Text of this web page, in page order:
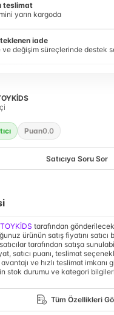
teslimat
yarın kargoda
iade
ve değişim süreçlerinde destek
Puan0.0
Satıcıya Soru Sor
tarafından
ürünün satış fiyatını satıcı
tarafından satışa
satıcı puanı, teslimat
ve hızlı teslimat imkanı
stok durumu ve kategori
Tüm Özellikleri